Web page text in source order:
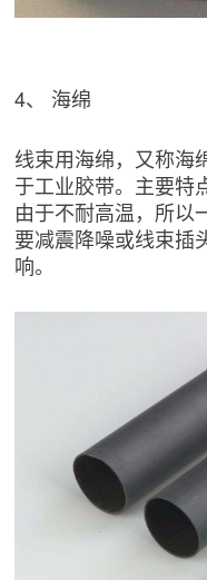
4、 海绵
线束用海绵，又称海
于工业胶带。主要特
由于不耐高温，所以
要减震降噪或线束插
响。